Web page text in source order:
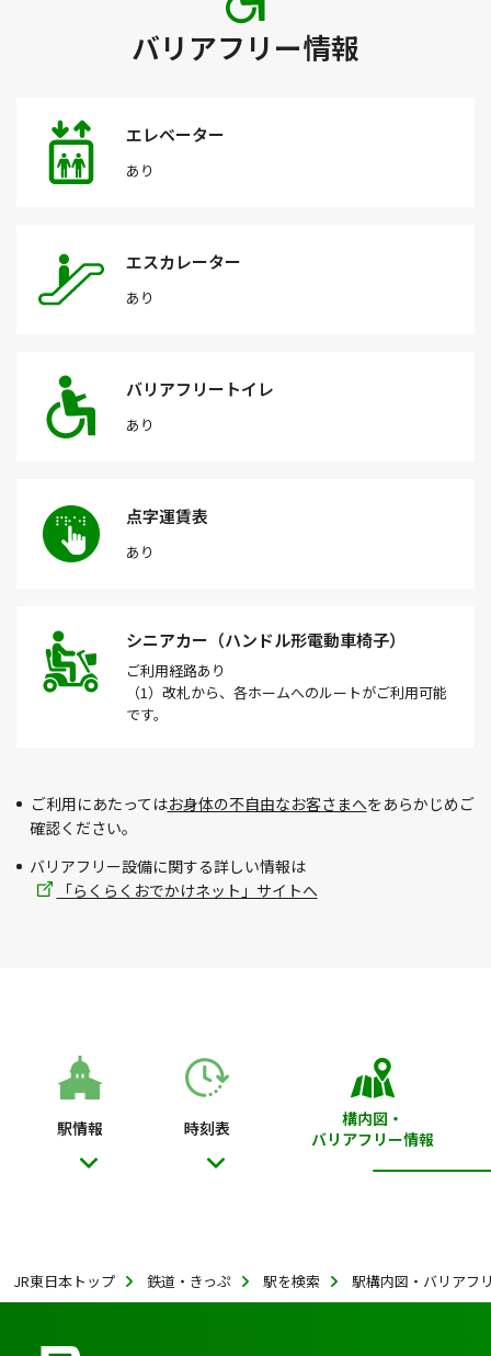
バリアフリー情報
エレベーター
あり
エスカレーター
あり
バリアフリートイレ
あり
点字運賃表
あり
シニアカー（ハンドル形電動車椅子）
ご利用経路あり
（1）改札から、各ホームへのルートがご利用可能
です。
ご利用にあたってはお身体の不自由なお客さまへをあらかじめご
確認ください。
バリアフリー設備に関する詳しい情報は
「らくらくおでかけネット」サイトへ
駅情報 時刻表
構内図・
バリアフリー情報
JR東日本トップ 鉄道・きっぷ 駅を検索 駅構内図・バリアフ